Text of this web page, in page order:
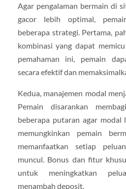
Agar pengalaman bermain di
gacor lebih optimal,
beberapa strategi. Pertama,
kombinasi yang dapat
pemahaman ini, pemain
secara efektif dan
Kedua, manajemen modal
Pemain disarankan
beberapa putaran agar modal
memungkinkan pemain
memanfaatkan setiap
muncul. Bonus dan fitur
untuk meningkatkan
menambah deposit.